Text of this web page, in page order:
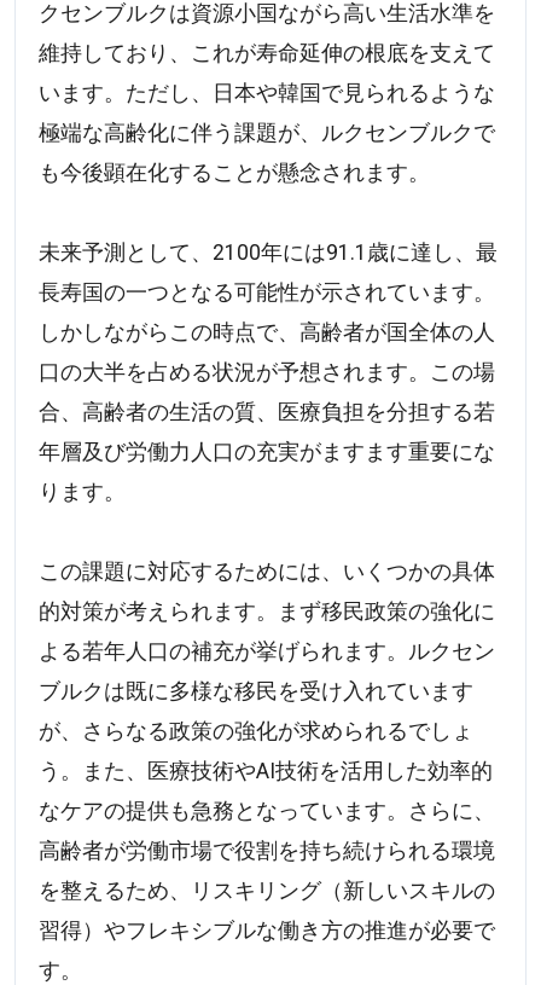
クセンブルクは資源小国ながら高い生活水準を
維持しており、これが寿命延伸の根底を支えて
います。ただし、日本や韓国で見られるような
極端な高齢化に伴う課題が、ルクセンブルクで
も今後顕在化することが懸念されます。
未来予測として、2100年には91.1歳に達し、最
長寿国の一つとなる可能性が示されています。
しかしながらこの時点で、高齢者が国全体の人
口の大半を占める状況が予想されます。この場
合、高齢者の生活の質、医療負担を分担する若
年層及び労働力人口の充実がますます重要にな
ります。
この課題に対応するためには、いくつかの具体
的対策が考えられます。まず移民政策の強化に
よる若年人口の補充が挙げられます。ルクセン
ブルクは既に多様な移民を受け入れています
が、さらなる政策の強化が求められるでしょ
う。また、医療技術やAI技術を活用した効率的
なケアの提供も急務となっています。さらに、
高齢者が労働市場で役割を持ち続けられる環境
を整えるため、リスキリング（新しいスキルの
習得）やフレキシブルな働き方の推進が必要で
す。